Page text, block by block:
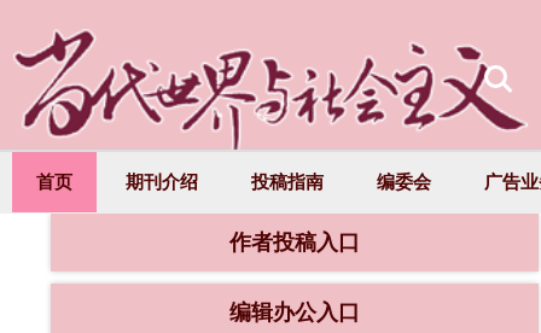
首页 期刊介绍 投稿指南 编委会 广告
作者投稿入口
编辑办公入口